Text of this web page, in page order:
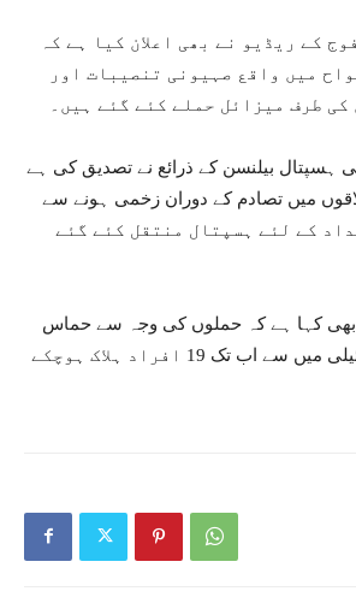
کے ریڈیو نے بھی اعلان کیا ہے کہ
میں واقع صہیونی تنصیبات اور
طرف میزائل حملے کئے گئے ہیں۔
ہسپتال بیلنسن کے ذرائع نے تصدیق کی ہے
میں تصادم کے دوران زخمی ہونے سے
امداد کے لئے ہسپتال منتقل کئے گئے
بھی کہا ہے کہ حملوں کی وجہ سے حماس
کے پاس یرغمال اسرائیلی میں سے اب تک 19 افراد ہلاک ہوچکے